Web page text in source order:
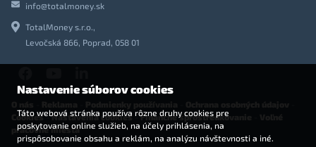
info@totalmoney.sk
TotalMoney s.r.o.,
Levočská 866, Poprad, 058 01
Cookies-Nastavenia cookies -Finančné sprostredkovanie
pracovné miesta
Nastavenie súborov cookies
Táto webová stránka používa rôzne druhy cookies pre
poskytovanie online služieb, na účely prihlásenia, na
prispôsobovanie obsahu a reklám, na analýzu návštevnosti a iné.